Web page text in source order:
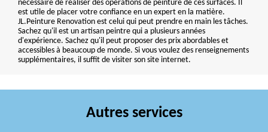
nécessaire de réaliser des opérations de peinture de ces surfaces. Il
est utile de placer votre confiance en un expert en la matière.
JL.Peinture Renovation est celui qui peut prendre en main les tâches.
Sachez qu'il est un artisan peintre qui a plusieurs années
d'expérience. Sachez qu'il peut proposer des prix abordables et
accessibles à beaucoup de monde. Si vous voulez des renseignements
supplémentaires, il suffit de visiter son site internet.
Autres services